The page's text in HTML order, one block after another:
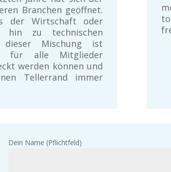
Branchen geöffnet.
der Wirtschaft oder
hin zu technischen
Mischung ist
für alle Mitglieder
werden können und
Tellerrand immer
Dein Name (Pflichtfeld)